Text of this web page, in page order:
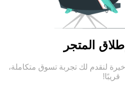
المتجر
لنقدم لك تجربة تسوق متكاملة،
قريبًا!